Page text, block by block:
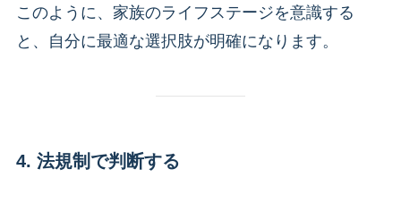
このように、家族のライフステージを意識する
と、自分に最適な選択肢が明確になります。
4. 法規制で判断する